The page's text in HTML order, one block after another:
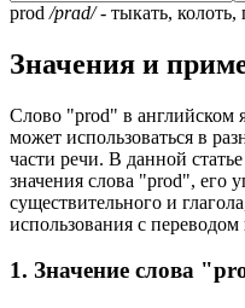
prod /prɑd/- тыкать, колоть,
Значения и
Слово "prod" в английском
может использоваться в
части речи. В данной
значения слова "prod", его
существительного и
использования с
1. Значение слова